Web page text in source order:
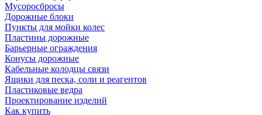
Мусоросбросы
Дорожные блоки
Пункты для мойки колес
Пластины дорожные
Барьерные ограждения
Конусы дорожные
Кабельные колодцы связи
Ящики для песка, соли и реагентов
Пластиковые ведра
Проектирование изделий
Как купить